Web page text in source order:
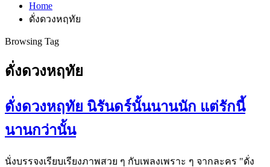
Home
ดั่งดวงหฤทัย
Browsing Tag
ดั่งดวงหฤทัย
ดั่งดวงหฤทัย นิรันดร์นั้นนานนัก แต่รักนี้
นานกว่านั้น
นั่งบรรจงเรียบเรียงภาพสวย ๆ กับเพลงเพราะ ๆ จากละคร "ดั่ง